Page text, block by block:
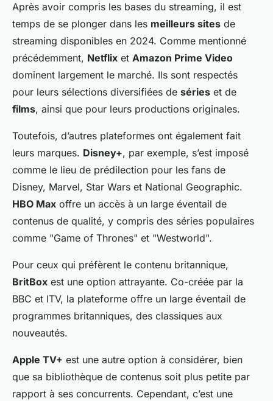
Après avoir compris les bases du streaming, il est
temps de se plonger dans les meilleurs sites de
streaming disponibles en 2024. Comme mentionné
précédemment, Netflix et Amazon Prime Video
dominent largement le marché. Ils sont respectés
pour leurs sélections diversifiées de séries et de
films, ainsi que pour leurs productions originales.
Toutefois, d’autres plateformes ont également fait
leurs marques. Disney+, par exemple, s’est imposé
comme le lieu de prédilection pour les fans de
Disney, Marvel, Star Wars et National Geographic.
HBO Max offre un accès à un large éventail de
contenus de qualité, y compris des séries populaires
comme "Game of Thrones" et "Westworld".
Pour ceux qui préfèrent le contenu britannique,
BritBox est une option attrayante. Co-créée par la
BBC et ITV, la plateforme offre un large éventail de
programmes britanniques, des classiques aux
nouveautés.
Apple TV+ est une autre option à considérer, bien
que sa bibliothèque de contenus soit plus petite par
rapport à ses concurrents. Cependant, c’est une